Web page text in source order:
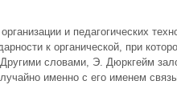
и педагогических
к органической, при
словами, Э. Дюркгейм
именно с его именем